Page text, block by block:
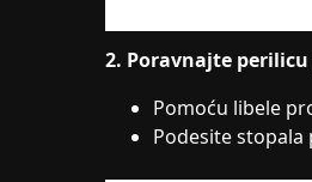
2. Poravnajte
Pomoću libele
Podesite stopala